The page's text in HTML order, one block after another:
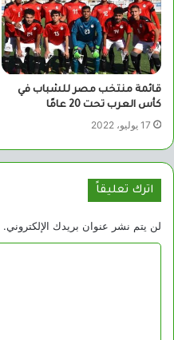
قائمة منتخب مصر للشباب في
كأس العرب تحت 20 عامًا
17 يوليو، 2022
اترك تعليقاً
لن يتم نشر عنوان بريدك الإلكتروني.